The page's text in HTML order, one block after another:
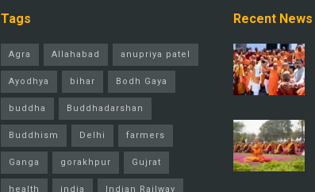
Tags
Agra Allahabad anupriya patel
Ayodhya bihar Bodh Gaya
buddha Buddhadarshan
Buddhism Delhi farmers
Ganga gorakhpur Gujrat
health india Indian Railway
Recent News